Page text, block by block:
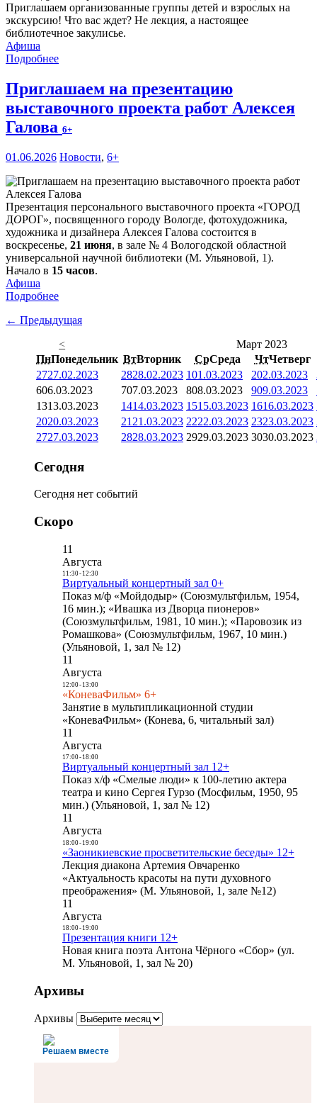
Приглашаем организованные группы детей и взрослых на
экскурсию! Что вас ждет? Не лекция, а настоящее
библиотечное закулисье.
Афиша
Подробнее
Приглашаем на презентацию
выставочного проекта работ Алексея
Галова 6+
01.06.2026 Новости, 6+
Презентация персонального выставочного проекта «ГОРОД
ДОРОГ», посвященного городу Вологде, фотохудожника,
художника и дизайнера Алексея Галова состоится в
воскресенье, 21 июня, в зале № 4 Вологодской областной
универсальной научной библиотеки (М. Ульяновой, 1).
Начало в 15 часов.
Афиша
Подробнее
← Предыдущая
<
Март 2023
ПнПонедельник ВтВторник СрСреда ЧтЧетверг
2727.02.2023 2828.02.2023 101.03.2023 202.03.2023
606.03.2023 707.03.2023 808.03.2023 909.03.2023
1313.03.2023 1414.03.2023 1515.03.2023 1616.03.2023
2020.03.2023 21 21.03.2023 2222.03.2023 2323.03.2023
2727.03.2023 2828.03.2023 2929.03.2023 3030.03.2023
Сегодня
Сегодня нет событий
Скоро
11
Августа
11:30- 12:30
Виртуальный концертный зал 0+
Показ м/ф «Мойдодыр» (Союзмультфильм, 1954,
16 мин.); «Ивашка из Дворца пионеров»
(Союзмультфильм, 1981, 10 мин.); «Паровозик из
Ромашкова» (Союзмультфильм, 1967, 10 мин.)
(Ульяновой, 1, зал № 12)
11
Августа
12:00- 13:00
«КоневаФильм» 6+
Занятие в мультипликационной студии
«КоневаФильм» (Конева, 6, читальный зал)
11
Августа
17:00- 18:00
Виртуальный концертный зал 12+
Показ х/ф «Смелые люди» к 100-летию актера
театра и кино Сергея Гурзо (Мосфильм, 1950, 95
мин.) (Ульяновой, 1, зал № 12)
11
Августа
18:00- 19:00
«Заоникиевские просветительские беседы» 12+
Лекция диакона Артемия Овчаренко
«Актуальность красоты на пути духовного
преображения» (М. Ульяновой, 1, зале №12)
11
Августа
18:00- 19:00
Презентация книги 12+
Новая книга поэта Антона Чёрного «Сбор» (ул.
М. Ульяновой, 1, зал № 20)
Архивы
Архивы
Решаем вместе